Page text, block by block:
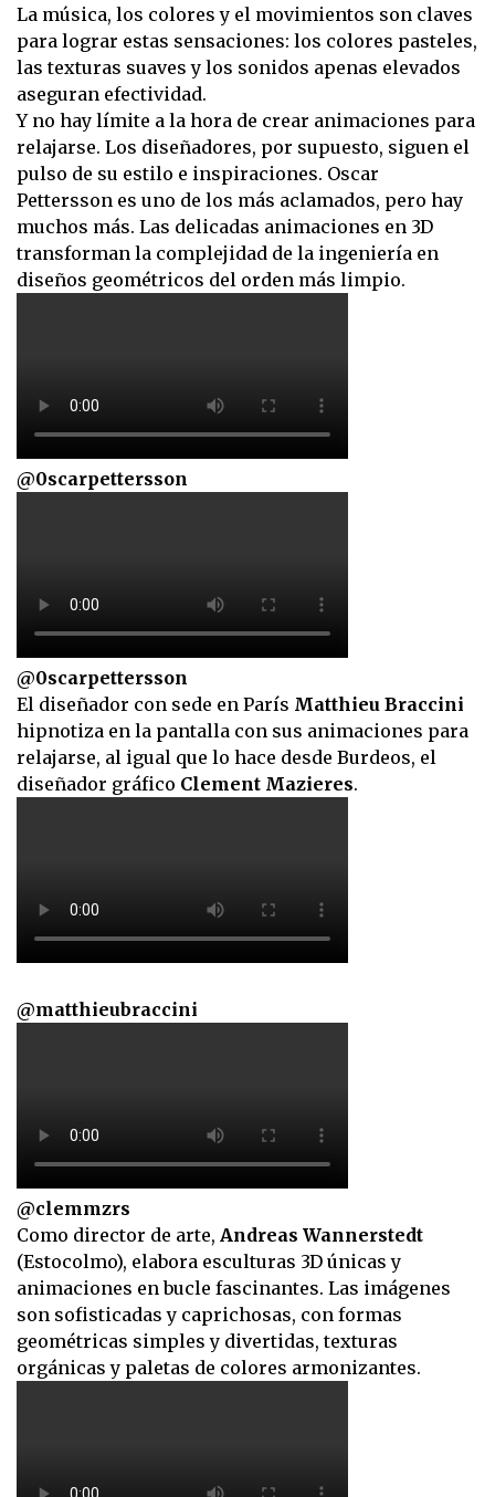
La música, los colores y el movimientos son claves
para lograr estas sensaciones: los colores pasteles,
las texturas suaves y los sonidos apenas elevados
aseguran efectividad.
Y no hay límite a la hora de crear animaciones para
relajarse. Los diseñadores, por supuesto, siguen el
pulso de su estilo e inspiraciones. Oscar
Pettersson es uno de los más aclamados, pero hay
muchos más. Las delicadas animaciones en 3D
transforman la complejidad de la ingeniería en
diseños geométricos del orden más limpio.
@0scarpettersson
@0scarpettersson
El diseñador con sede en París Matthieu Braccini
hipnotiza en la pantalla con sus animaciones para
relajarse, al igual que lo hace desde Burdeos, el
diseñador gráfico Clement Mazieres.
@matthieubraccini
@clemmzrs
Como director de arte, Andreas Wannerstedt
(Estocolmo), elabora esculturas 3D únicas y
animaciones en bucle fascinantes. Las imágenes
son sofisticadas y caprichosas, con formas
geométricas simples y divertidas, texturas
orgánicas y paletas de colores armonizantes.